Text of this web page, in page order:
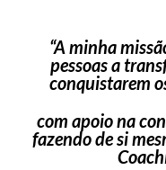
“A minha
pessoas a
conquistarem
com apoio na
fazendo de si